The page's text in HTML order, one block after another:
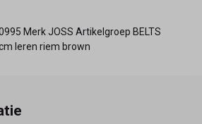
Merk JOSS Artikelgroep BELTS
leren riem brown